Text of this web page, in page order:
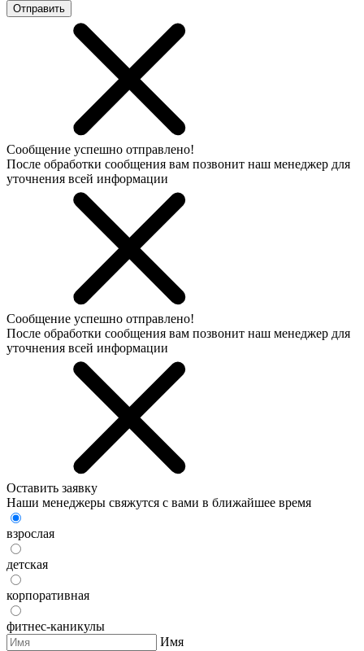
Отправить
Сообщение успешно отправлено!
После обработки сообщения вам позвонит наш менеджер для
уточнения всей информации
Сообщение успешно отправлено!
После обработки сообщения вам позвонит наш менеджер для
уточнения всей информации
Оставить заявку
Наши менеджеры свяжутся с вами в ближайшее время
взрослая
детская
корпоративная
фитнес-каникулы
Имя